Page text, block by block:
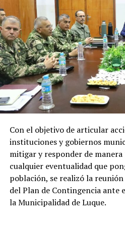
para el desarrollo
energético del país
Los recursos provenientes de
destino el financiamiento de
Presupuesto General de la
el Ministerio de Economía y
gobernaciones y municipios
proyectos.
Por el lado de los fondos
energía son destinados al
Alimentación Escolar (Fonae),
las inversiones de los
municipales en esta materia.
En tanto que los pagos
Con el objetivo de articular
instituciones y gobiernos
mitigar y responder de
cualquier eventualidad que
población, se realizó la
del Plan de Contingencia ante
la Municipalidad de Luque.